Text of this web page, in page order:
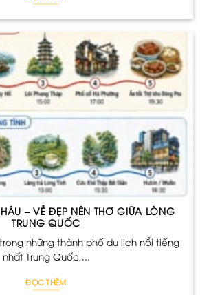
– VẺ ĐẸP NÊN THƠ GIỮA LÒNG
TRUNG QUỐC
những thành phố du lịch nổi tiếng
nhất Trung Quốc,...
ĐỌC THÊM